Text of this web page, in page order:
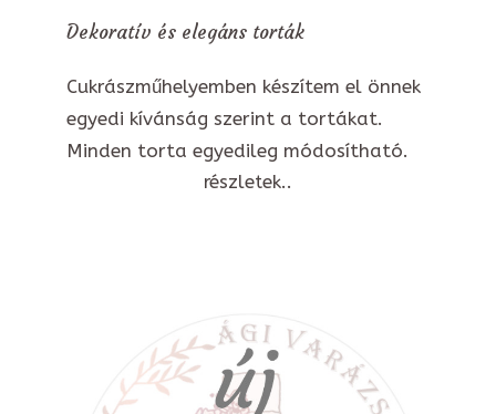
Dekoratív és elegáns torták
Cukrászműhelyemben készítem el önnek
egyedi kívánság szerint a tortákat.
Minden torta egyedileg módosítható.
részletek..